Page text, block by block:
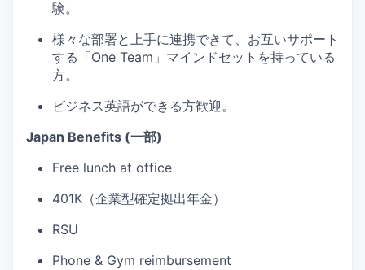
験。
様々な部署と上手に連携できて、お互いサポート
する「One Team」マインドセットを持っている
方。
ビジネス英語ができる方歓迎。
Japan Benefits (一部)
Free lunch at office
401K（企業型確定拠出年金）
RSU
Phone & Gym reimbursement